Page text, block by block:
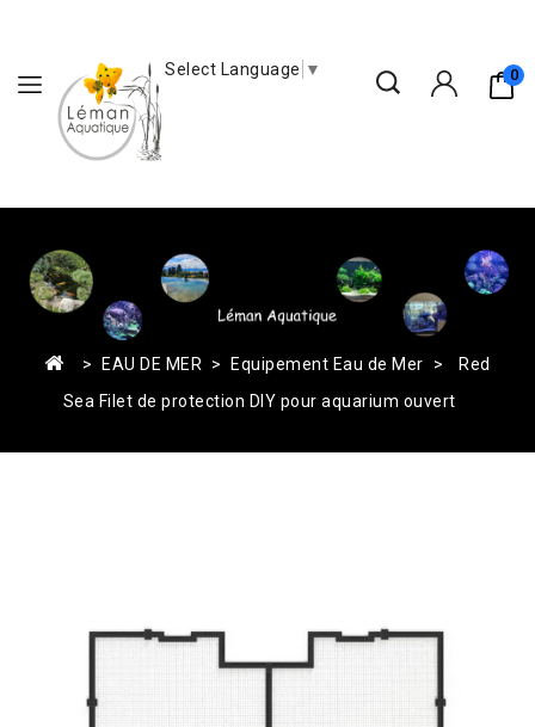
0
Select Language ▼
EAU DE MER Equipement Eau de Mer
Red
Sea Filet de protection DIY pour aquarium ouvert